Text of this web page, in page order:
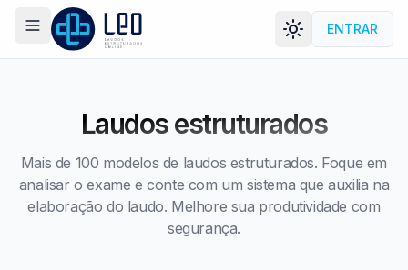
MenuLEORAD
ENTRAR
Laudos estruturados
Mais de 100 modelos de laudos estruturados. Foque em
analisar o exame e conte com um sistema que auxilia na
elaboração do laudo. Melhore sua produtividade com
segurança.